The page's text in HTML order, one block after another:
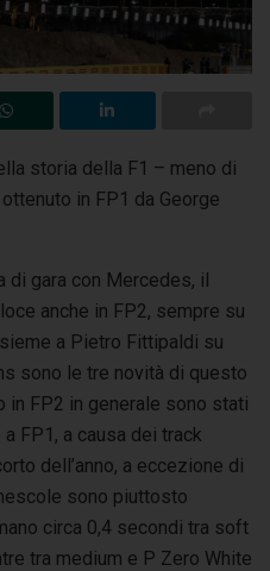
storia della F1 – meno di
in FP1 da George
di gara con Mercedes, il
anche in FP2, sempre su
a Pietro Fittipaldi su
sono le tre novità di questo
in FP2 in generale sono stati
FP1, a causa dei track
dell’anno, a eccezione di
sono piuttosto
circa 0,4 secondi tra soft
tra medium e P Zero White